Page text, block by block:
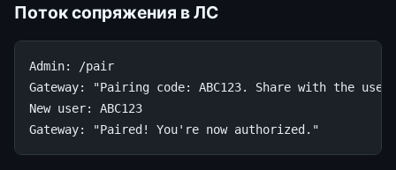
Поток сопряжения в ЛС
Admin: /pair
Gateway: "Pairing code: ABC123. Share with the
New user: ABC123